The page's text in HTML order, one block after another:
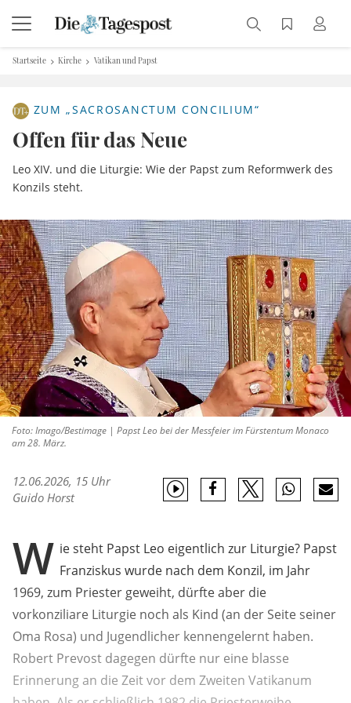
Startseite Kirche Vatikan und Papst
ZUM „SACROSANCTUM CONCILIUM“
Offen für das Neue
Leo XIV. und die Liturgie: Wie der Papst zum Reformwerk des
Konzils steht.
Foto: Imago/Bestimage | Papst Leo bei der Messfeier im Fürstentum Monaco
am 28. März.
12.06.2026, 15 Uhr
Guido Horst
W ie steht Papst Leo eigentlich zur Liturgie? Papst
Franziskus wurde nach dem Konzil, im Jahr
1969, zum Priester geweiht, dürfte aber die
vorkonziliare Liturgie noch als Kind (an der Seite seiner
Oma Rosa) und Jugendlicher kennengelernt haben.
Robert Prevost dagegen dürfte nur eine blasse
Erinnerung an die Zeit vor dem Zweiten Vatikanum